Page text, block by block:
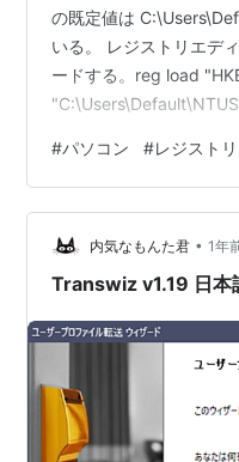
の既定値は
いる。 レジストリエデ
ードする。reg load
reg unload
#パソコン #レジストリ
内気なもんた君 • 1年
Transwiz v1.19 日本